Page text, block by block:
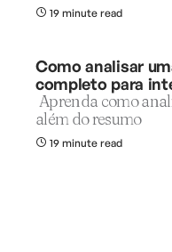
19 minute read
Como analisar
completo para
Aprenda como
além do resumo
19 minute read